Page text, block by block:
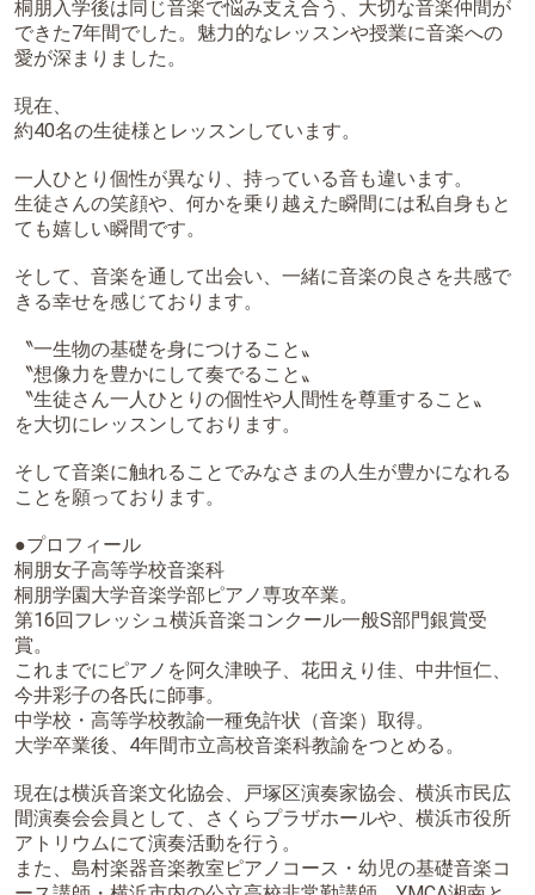
桐朋入学後は同じ音楽で悩み支え合う、大切な音楽仲間が
できた7年間でした。魅力的なレッスンや授業に音楽への
愛が深まりました。
現在、
約40名の生徒様とレッスンしています。
一人ひとり個性が異なり、持っている音も違います。
生徒さんの笑顔や、何かを乗り越えた瞬間には私自身もと
ても嬉しい瞬間です。
そして、音楽を通して出会い、一緒に音楽の良さを共感で
きる幸せを感じております。
〝一生物の基礎を身につけること〟
〝想像力を豊かにして奏でること〟
〝生徒さん一人ひとりの個性や人間性を尊重すること〟
を大切にレッスンしております。
そして音楽に触れることでみなさまの人生が豊かになれる
ことを願っております。
●プロフィール
桐朋女子高等学校音楽科
桐朋学園大学音楽学部ピアノ専攻卒業。
第16回フレッシュ横浜音楽コンクール一般S部門銀賞受
賞。
これまでにピアノを阿久津映子、花田えり佳、中井恒仁、
今井彩子の各氏に師事。
中学校・高等学校教諭一種免許状（音楽）取得。
大学卒業後、4年間市立高校音楽科教諭をつとめる。
現在は横浜音楽文化協会、戸塚区演奏家協会、横浜市民広
間演奏会会員として、さくらプラザホールや、横浜市役所
アトリウムにて演奏活動を行う。
また、島村楽器音楽教室ピアノコース・幼児の基礎音楽コ